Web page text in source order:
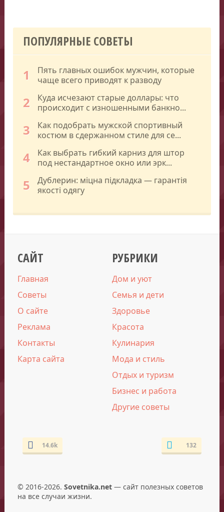
ПОПУЛЯРНЫЕ СОВЕТЫ
1
Пять главных ошибок мужчин, которые
чаще всего приводят к разводу
2
Куда исчезают старые доллары: что
происходит с изношенными банкно...
3
Как подобрать мужской спортивный
костюм в сдержанном стиле для се...
4
Как выбрать гибкий карниз для штор
под нестандартное окно или эрк...
5
Дублерин: міцна підкладка — гарантія
якості одягу
САЙТ
Главная
Советы
О сайте
Реклама
Контакты
Карта сайта
РУБРИКИ
Дом и уют
Семья и дети
Здоровье
Красота
Кулинария
Мода и стиль
Отдых и туризм
Бизнес и работа
Другие советы
14.6k 132
© 2016-2026. Sovetnika.net— сайт полезных советов
на все случаи жизни.